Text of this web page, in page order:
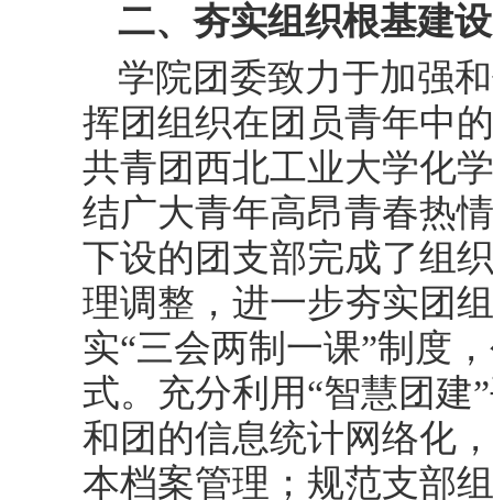
二、夯实组织根基建
学院团委致力于加强
挥团组织在团员青年中
共青团西北工业大学化
结广大青年高昂青春热
下设的团支部完成了组
理调整，进一步夯实团
实“三会两制一课”制度
式。充分利用“智慧团建
和团的信息统计网络化
本档案管理；规范支部